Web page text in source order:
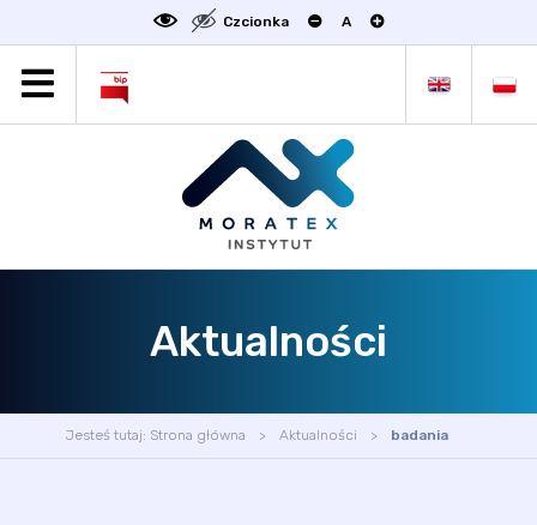
Czcionka A
OGŁOSZENIA
DEKLARACJA DOSTĘPNOŚCI
Aktualności
Jesteś tutaj: Strona główna Aktualności badania